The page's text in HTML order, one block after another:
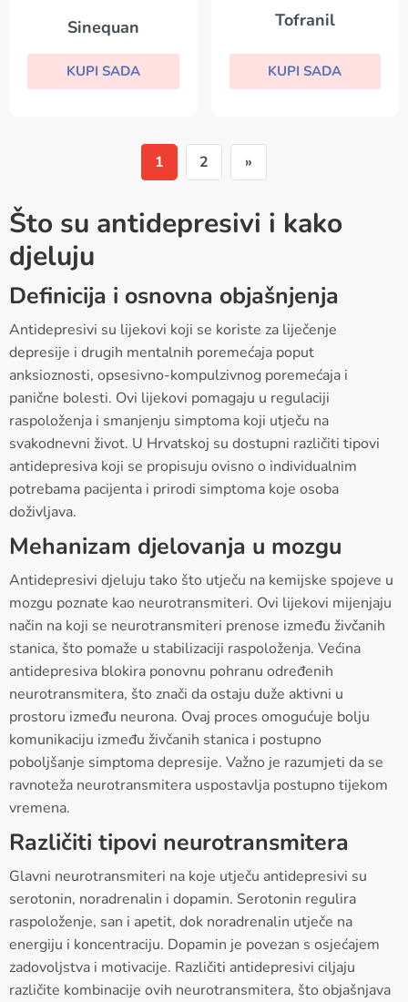
Sinequan
KUPI SADA
Tofranil
KUPI SADA
1 2 »
Što su antidepresivi i kako
djeluju
Definicija i osnovna objašnjenja
Antidepresivi su lijekovi koji se koriste za liječenje
depresije i drugih mentalnih poremećaja poput
anksioznosti, opsesivno-kompulzivnog poremećaja i
panične bolesti. Ovi lijekovi pomagaju u regulaciji
raspoloženja i smanjenju simptoma koji utječu na
svakodnevni život. U Hrvatskoj su dostupni različiti tipovi
antidepresiva koji se propisuju ovisno o individualnim
potrebama pacijenta i prirodi simptoma koje osoba
doživljava.
Mehanizam djelovanja u mozgu
Antidepresivi djeluju tako što utječu na kemijske spojeve u
mozgu poznate kao neurotransmiteri. Ovi lijekovi mijenjaju
način na koji se neurotransmiteri prenose između živčanih
stanica, što pomaže u stabilizaciji raspoloženja. Većina
antidepresiva blokira ponovnu pohranu određenih
neurotransmitera, što znači da ostaju duže aktivni u
prostoru između neurona. Ovaj proces omogućuje bolju
komunikaciju između živčanih stanica i postupno
poboljšanje simptoma depresije. Važno je razumjeti da se
ravnoteža neurotransmitera uspostavlja postupno tijekom
vremena.
Različiti tipovi neurotransmitera
Glavni neurotransmiteri na koje utječu antidepresivi su
serotonin, noradrenalin i dopamin. Serotonin regulira
raspoloženje, san i apetit, dok noradrenalin utječe na
energiju i koncentraciju. Dopamin je povezan s osjećajem
zadovoljstva i motivacije. Različiti antidepresivi ciljaju
različite kombinacije ovih neurotransmitera, što objašnjava